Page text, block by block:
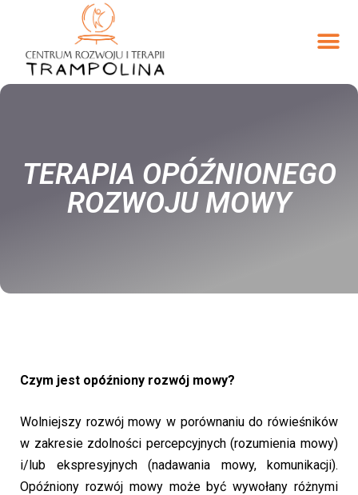
TERAPIA OPÓŹNIONEGO
ROZWOJU MOWY
Czym jest opóźniony rozwój mowy?
Wolniejszy rozwój mowy w porównaniu do rówieśników
w zakresie zdolności percepcyjnych (rozumienia mowy)
i/lub ekspresyjnych (nadawania mowy, komunikacji).
Opóźniony rozwój mowy może być wywołany różnymi